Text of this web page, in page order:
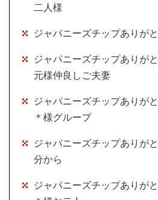
二人様
ジャパニーズチップありが
ジャパニーズチップありが
元様仲良しご夫妻
ジャパニーズチップありが
＊様グループ
ジャパニーズチップありが
分から
ジャパニーズチップありが